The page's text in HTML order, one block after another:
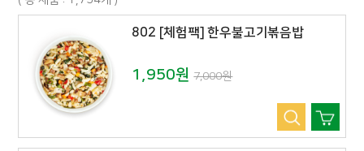
802 [체험팩] 한우불고기볶음밥
1,950원7,000원